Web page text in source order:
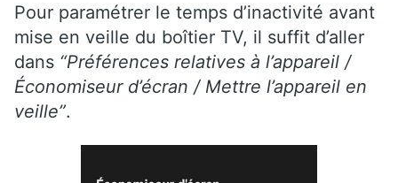
Pour paramétrer le temps d’inactivité avant
mise en veille du boîtier TV, il suffit d’aller
dans “Préférences relatives à l’appareil /
Économiseur d’écran / Mettre l’appareil en
veille”.